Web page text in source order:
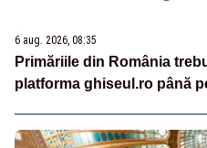
6 aug. 2026, 08:35
Primăriile din România
platforma ghiseul.ro până